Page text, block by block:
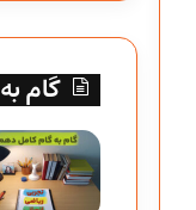
گام